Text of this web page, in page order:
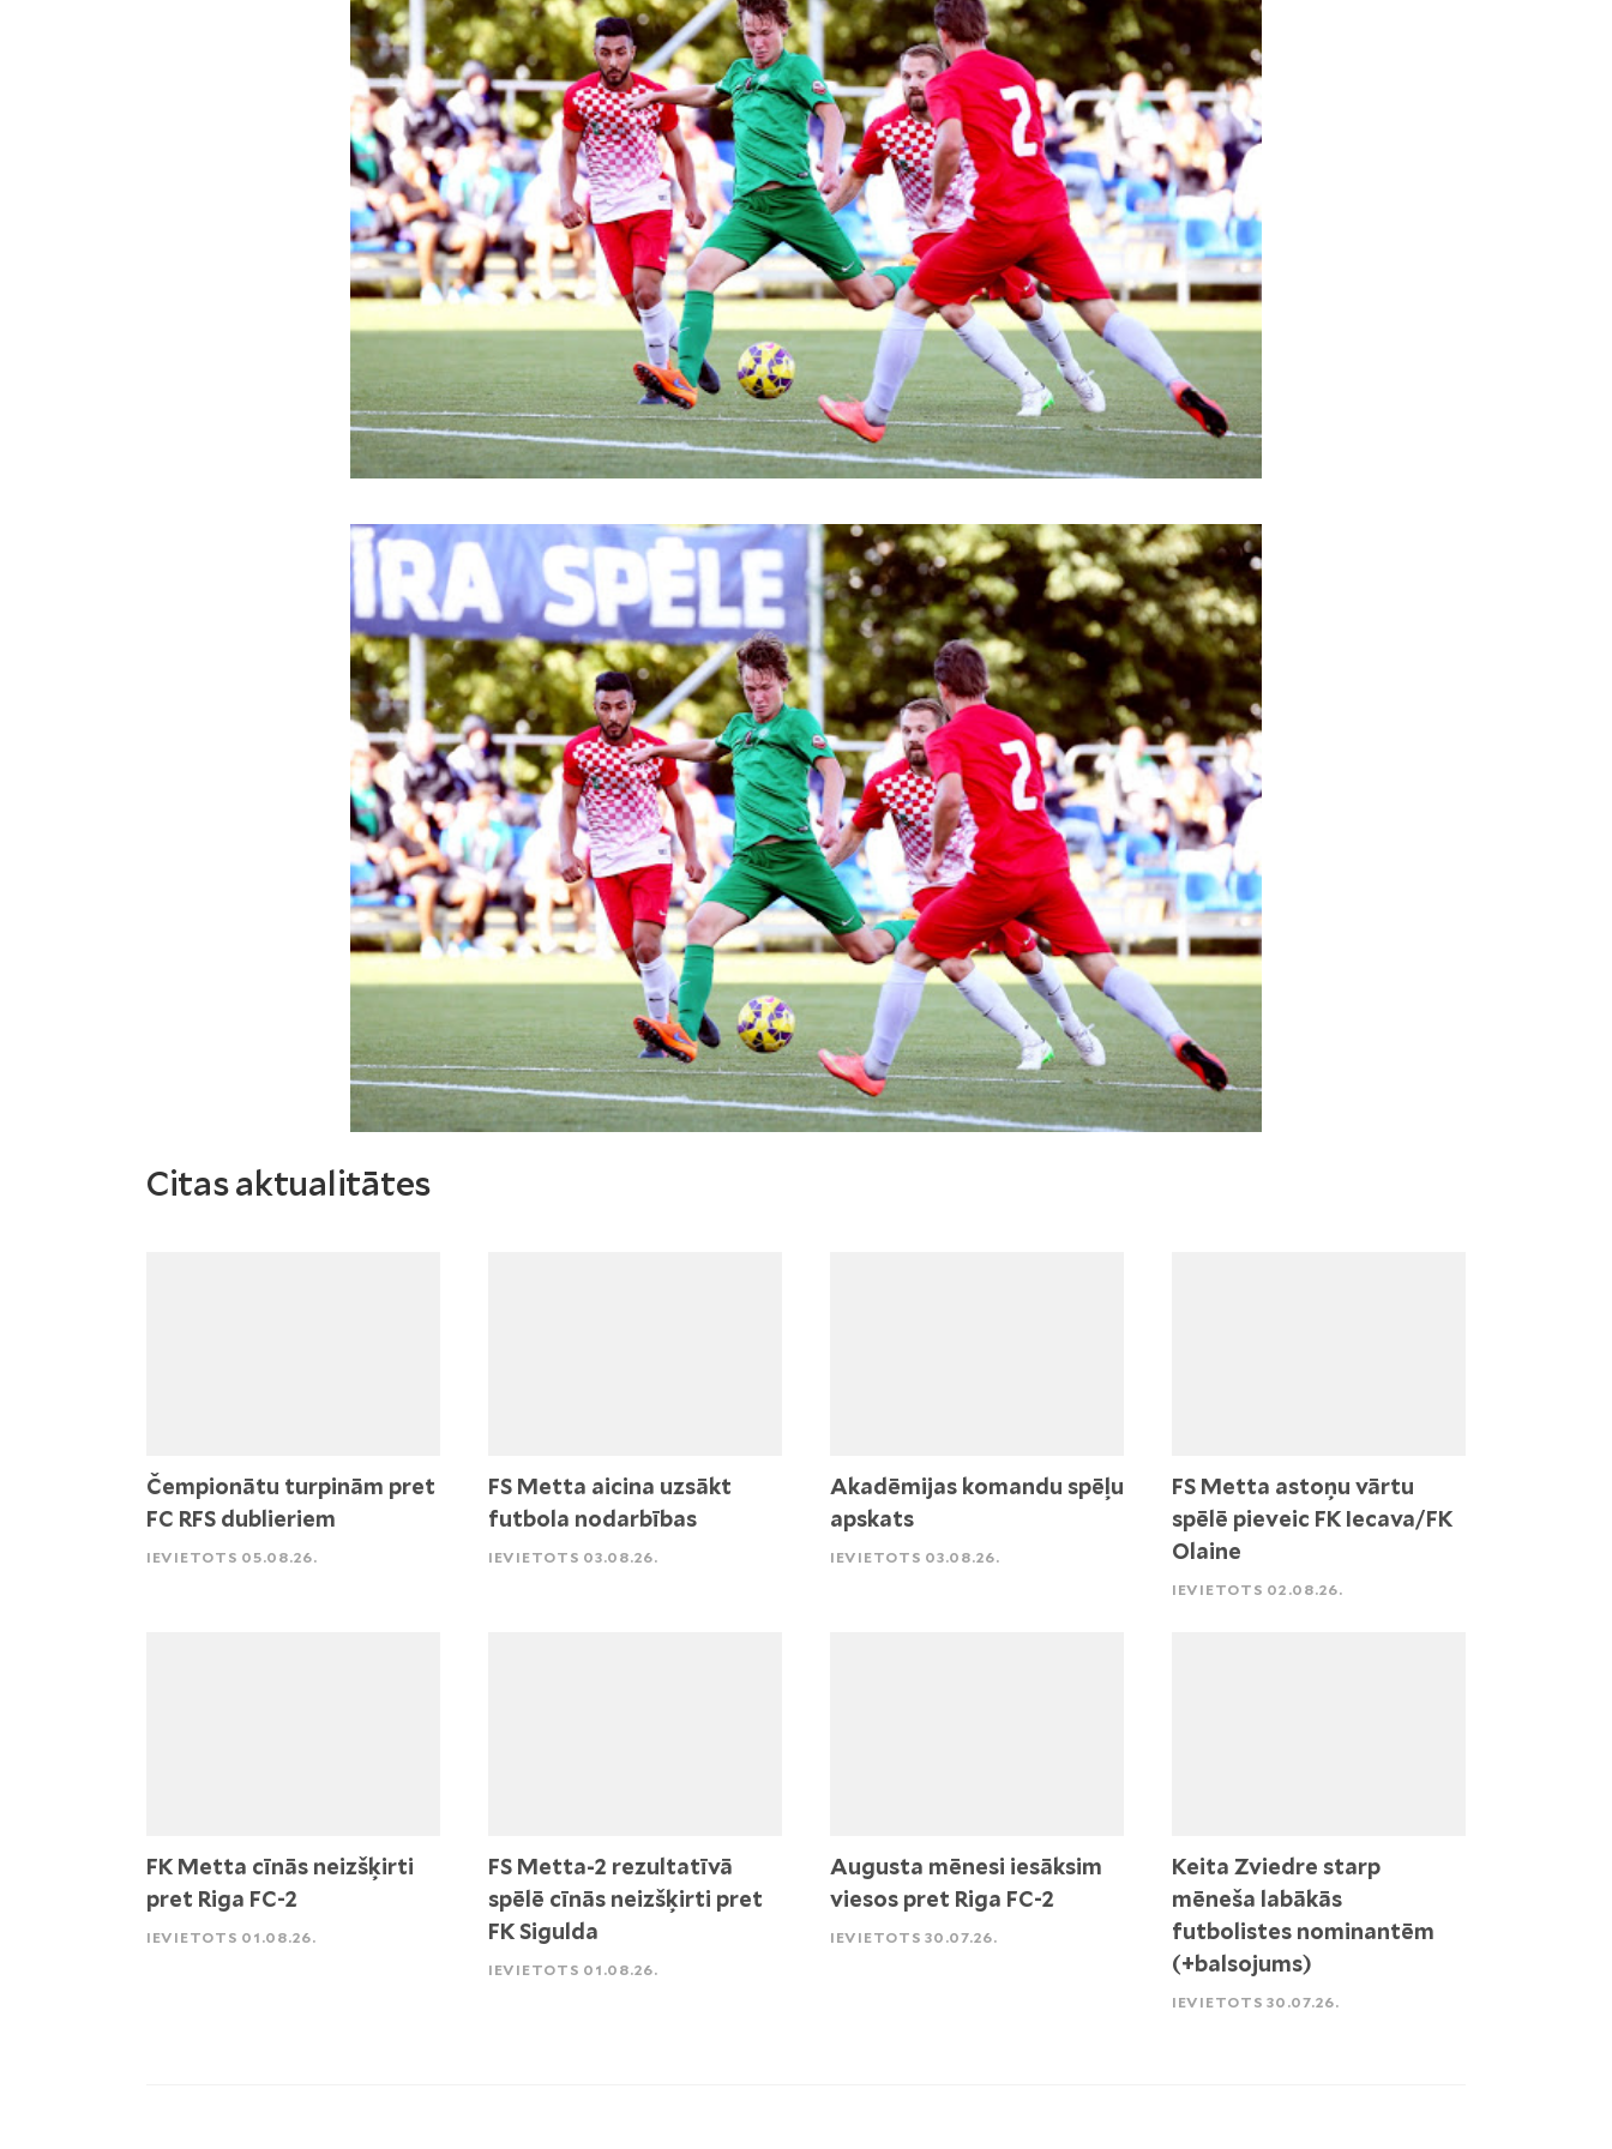
Citas aktualitātes
Čempionātu turpinām pret
FC RFS dublieriem
IEVIETOTS 05.08.26.
FS Metta aicina uzsākt
futbola nodarbības
IEVIETOTS 03.08.26.
Akadēmijas komandu spēļu
apskats
IEVIETOTS 03.08.26.
FS Metta astoņu vārtu
spēlē pieveic FK Iecava/FK
Olaine
IEVIETOTS 02.08.26.
FK Metta cīnās neizšķirti
pret Riga FC-2
IEVIETOTS 01.08.26.
FS Metta-2 rezultatīvā
spēlē cīnās neizšķirti pret
FK Sigulda
IEVIETOTS 01.08.26.
Augusta mēnesi iesāksim
viesos pret Riga FC-2
IEVIETOTS 30.07.26.
Keita Zviedre starp
mēneša labākās
futbolistes nominantēm
(+balsojums)
IEVIETOTS 30.07.26.